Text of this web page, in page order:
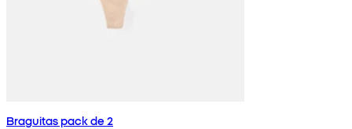
Braguitas pack de 2